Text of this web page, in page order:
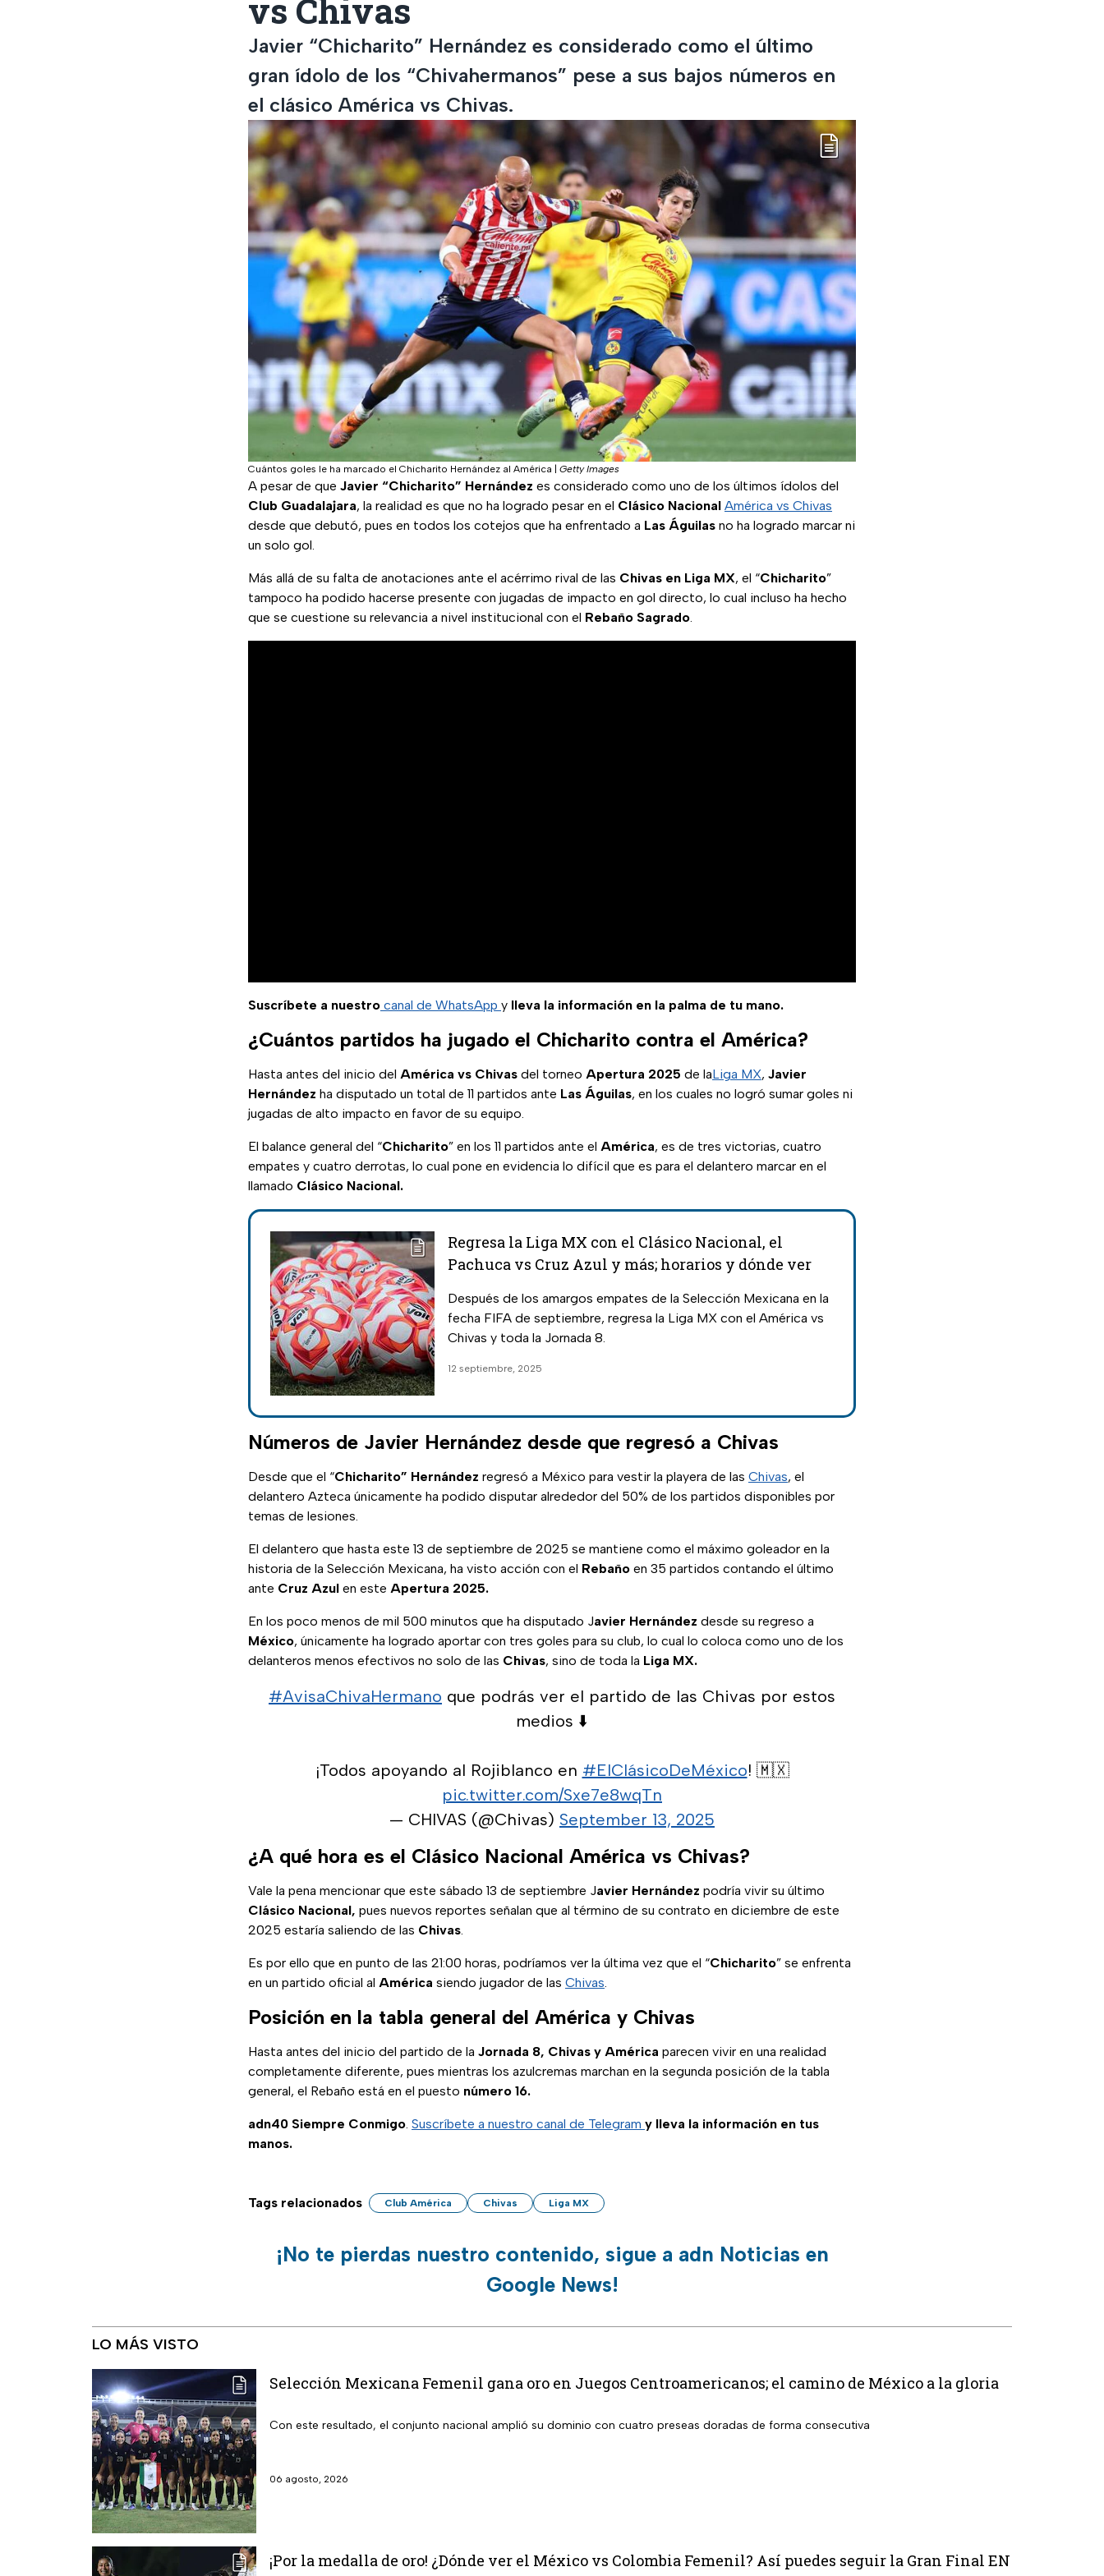
vs Chivas
Javier “Chicharito” Hernández es considerado como el último
gran ídolo de los “Chivahermanos” pese a sus bajos números en
el clásico América vs Chivas.
Cuántos goles le ha marcado el Chicharito Hernández al América Getty Images
A pesar de que Javier “Chicharito” Hernández es considerado como uno de los últimos ídolos del
Club Guadalajara, la realidad es que no ha logrado pesar en el Clásico Nacional América vs Chivas
desde que debutó, pues en todos los cotejos que ha enfrentado a Las Águilas no ha logrado marcar ni
un solo gol.
Más allá de su falta de anotaciones ante el acérrimo rival de las Chivas en Liga MX, el “Chicharito”
tampoco ha podido hacerse presente con jugadas de impacto en gol directo, lo cual incluso ha hecho
que se cuestione su relevancia a nivel institucional con el Rebaño Sagrado.
Suscríbete a nuestro canal de WhatsApp y lleva la información en la palma de tu mano.
¿Cuántos partidos ha jugado el Chicharito contra el América?
Hasta antes del inicio del América vs Chivas del torneo Apertura 2025 de laLiga MX, Javier
Hernández ha disputado un total de 11 partidos ante Las Águilas, en los cuales no logró sumar goles ni
jugadas de alto impacto en favor de su equipo.
El balance general del “Chicharito” en los 11 partidos ante el América, es de tres victorias, cuatro
empates y cuatro derrotas, lo cual pone en evidencia lo difícil que es para el delantero marcar en el
llamado Clásico Nacional.
Regresa la Liga MX con el Clásico Nacional, el
Pachuca vs Cruz Azul y más; horarios y dónde ver
Después de los amargos empates de la Selección Mexicana en la
fecha FIFA de septiembre, regresa la Liga MX con el América vs
Chivas y toda la Jornada 8.
12 septiembre, 2025
Números de Javier Hernández desde que regresó a Chivas
Desde que el “Chicharito” Hernández regresó a México para vestir la playera de las Chivas, el
delantero Azteca únicamente ha podido disputar alrededor del 50% de los partidos disponibles por
temas de lesiones.
El delantero que hasta este 13 de septiembre de 2025 se mantiene como el máximo goleador en la
historia de la Selección Mexicana, ha visto acción con el Rebaño en 35 partidos contando el último
ante Cruz Azul en este Apertura 2025.
En los poco menos de mil 500 minutos que ha disputado Javier Hernández desde su regreso a
México, únicamente ha logrado aportar con tres goles para su club, lo cual lo coloca como uno de los
delanteros menos efectivos no solo de las Chivas, sino de toda la Liga MX.
#AvisaChivaHermano que podrás ver el partido de las Chivas por estos
medios ⬇️
¡Todos apoyando al Rojiblanco en #ElClásicoDeMéxico! 🇲🇽
pic.twitter.com/Sxe7e8wqTn
— CHIVAS (@Chivas) September 13, 2025
¿A qué hora es el Clásico Nacional América vs Chivas?
Vale la pena mencionar que este sábado 13 de septiembre Javier Hernández podría vivir su último
Clásico Nacional, pues nuevos reportes señalan que al término de su contrato en diciembre de este
2025 estaría saliendo de las Chivas.
Es por ello que en punto de las 21:00 horas, podríamos ver la última vez que el “Chicharito” se enfrenta
en un partido oficial al América siendo jugador de las Chivas.
Posición en la tabla general del América y Chivas
Hasta antes del inicio del partido de la Jornada 8, Chivas y América parecen vivir en una realidad
completamente diferente, pues mientras los azulcremas marchan en la segunda posición de la tabla
general, el Rebaño está en el puesto número 16.
adn40 Siempre Conmigo. Suscríbete a nuestro canal de Telegram y lleva la información en tus
manos.
Tags relacionados Club América Chivas Liga MX
¡No te pierdas nuestro contenido, sigue a adn Noticias en
Google News!
LO MÁS VISTO
Selección Mexicana Femenil gana oro en Juegos Centroamericanos; el camino de México a la gloria
Con este resultado, el conjunto nacional amplió su dominio con cuatro preseas doradas de forma consecutiva
06 agosto, 2026
¡Por la medalla de oro! ¿Dónde ver el México vs Colombia Femenil? Así puedes seguir la Gran Final EN